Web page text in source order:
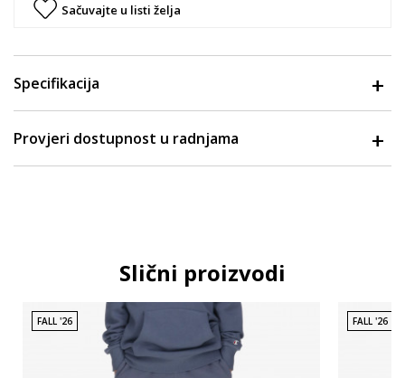
Sačuvajte u listi želja
Specifikacija
Provjeri dostupnost u radnjama
Slični proizvodi
FALL '26 FALL '26